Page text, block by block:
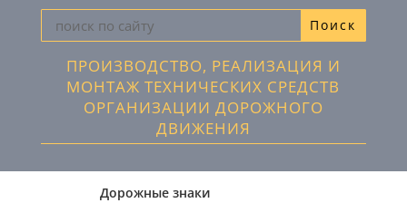
ПРОИЗВОДСТВО, РЕАЛИЗАЦИЯ И
МОНТАЖ ТЕХНИЧЕСКИХ СРЕДСТВ
ОРГАНИЗАЦИИ ДОРОЖНОГО
ДВИЖЕНИЯ
Дорожные знаки